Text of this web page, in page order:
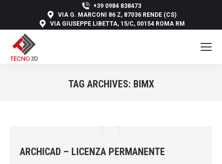
+39 0984 838473
VIA G. MARCONI 86 Z, 87036 RENDE (CS)
VIA GIUSEPPE LIBETTA, 15/C, 00154 ROMA RM
TAG ARCHIVES: BIMX
ARCHICAD – LICENZA PERMANENTE